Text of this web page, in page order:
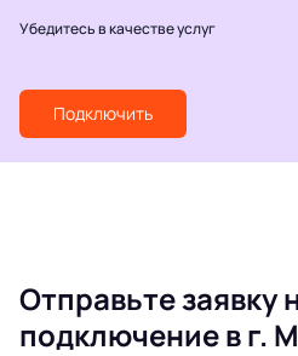
Убедитесь в качестве услуг
Подключить
Отправьте заявку
подключение в г.